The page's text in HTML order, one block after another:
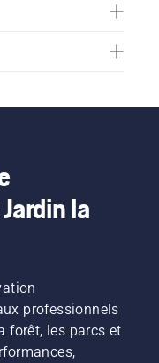
la
professionnels
forêt, les parcs et